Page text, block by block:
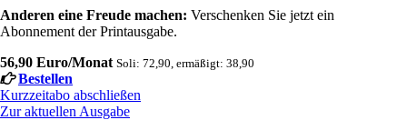
Anderen eine Freude machen: Verschenken Sie jetzt ein
Abonnement der Printausgabe.
56,90 Euro/Monat Soli: 72,90, ermäßigt: 38,90
Bestellen
Kurzzeitabo abschließen
Zur aktuellen Ausgabe